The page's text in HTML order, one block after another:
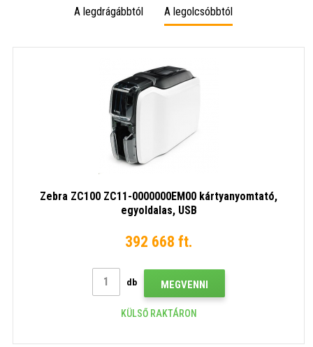
ISO
Mag
választható
A legdrágábbtól A legolcsóbbtól
Zebra ZC100 ZC11-0000000EM00 kártyanyomtató,
egyoldalas, USB
392 668 ft.
db MEGVENNI
KÜLSŐ RAKTÁRON